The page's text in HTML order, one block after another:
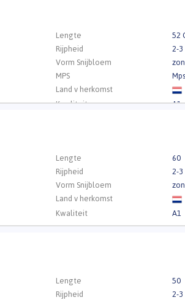
Lengte
52
Rijpheid
2-3
Vorm Snijbloem
MPS
Land v herkomst
Kwaliteit
A1
Lengte
60
Rijpheid
2-3
Vorm Snijbloem
Land v herkomst
Kwaliteit
A1
Lengte
50
Rijpheid
2-3